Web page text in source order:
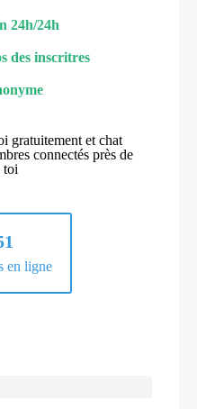
24h/24h
des inscritres
gratuitement et chat
connectés près de
toi
en ligne